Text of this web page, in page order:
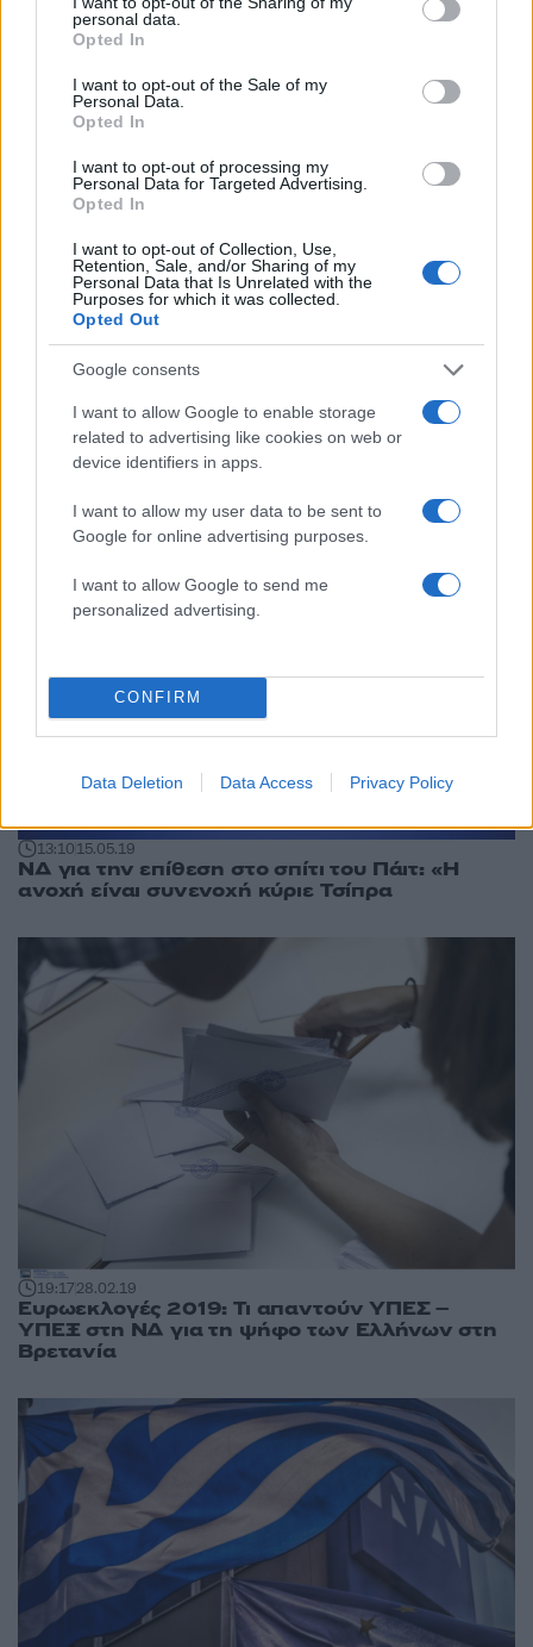
grant or deny consent to Google and its third-party tags to
use your data for below specified purposes in below Google
consent section.
personal data.
Opted In
I want to opt-out of the Sale of my
Personal Data.
Opted In
I want to opt-out of processing my
Personal Data for Targeted Advertising.
Opted In
I want to opt-out of Collection, Use,
Retention, Sale, and/or Sharing of my
Personal Data that Is Unrelated with the
Purposes for which it was collected.
Opted Out
Google consents
I want to allow Google to enable storage
related to advertising like cookies on web or
device identifiers in apps.
I want to allow my user data to be sent to
Google for online advertising purposes.
I want to allow Google to send me
personalized advertising.
CONFIRM
Data Deletion Data Access Privacy Policy
παρά το διπλό μήνυμα
των πολιτών στις
διορισμός προέδρου
13:1015.05.19
ΝΔ για την επίθεση στο σπίτι του Πάιτ: «Η
ανοχή είναι συνενοχή κύριε Τσίπρα
19:1728.02.19
Ευρωεκλογές 2019: Τι απαντούν ΥΠΕΣ –
ΥΠΕΞ στη ΝΔ για τη ψήφο των Ελλήνων στη
Βρετανία